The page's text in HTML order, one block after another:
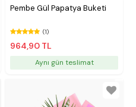
Pembe Gül Papatya Buketi
(1)
964,90 TL
Aynı gün teslimat